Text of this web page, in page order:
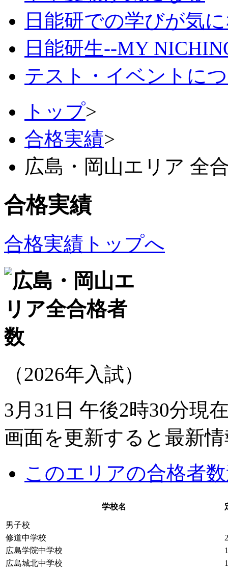
日能研での学びが気
日能研生--MY
テスト・イベントに
トップ>
合格実績>
広島・岡山エリア 全
合格実績
合格実績トップへ
（2026年入試）
3月31日 午後2時30分現
画面を更新すると最新
このエリアの合格者
学校名
男子校
修道中学校
広島学院中学校
広島城北中学校